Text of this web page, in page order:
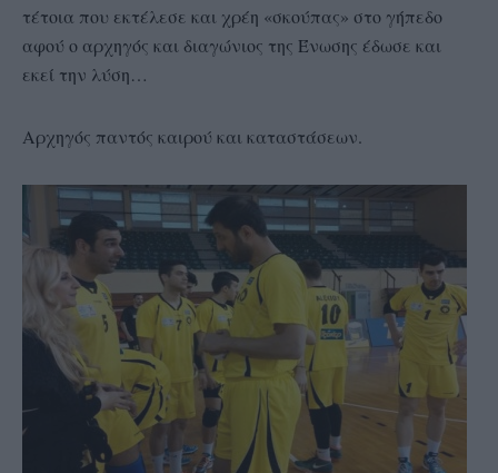
τέτοια που εκτέλεσε και χρέη «σκούπας» στο γήπεδο
αφού ο αρχηγός και διαγώνιος της Ένωσης έδωσε και
εκεί την λύση…
Αρχηγός παντός καιρού και καταστάσεων.